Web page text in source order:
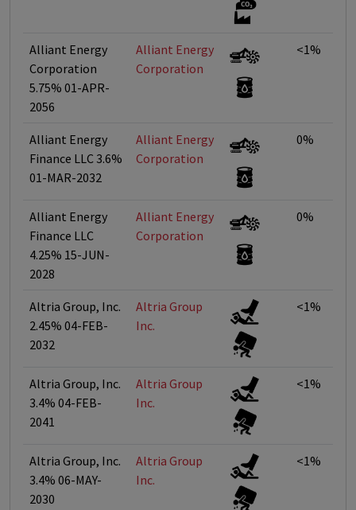
Alliant Energy
Corporation
5.75% 01-APR-
2056
Alliant Energy
Corporation
<1%
Alliant Energy
Finance LLC 3.6%
01-MAR-2032
Alliant Energy
Corporation
0%
Alliant Energy
Finance LLC
4.25% 15-JUN-
2028
Alliant Energy
Corporation
0%
Altria Group, Inc.
2.45% 04-FEB-
2032
Altria Group
Inc.
<1%
Altria Group, Inc.
3.4% 04-FEB-
2041
Altria Group
Inc.
<1%
Altria Group, Inc.
3.4% 06-MAY-
2030
Altria Group
Inc.
<1%